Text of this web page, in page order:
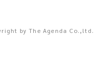
by The Agenda Co.,ltd.